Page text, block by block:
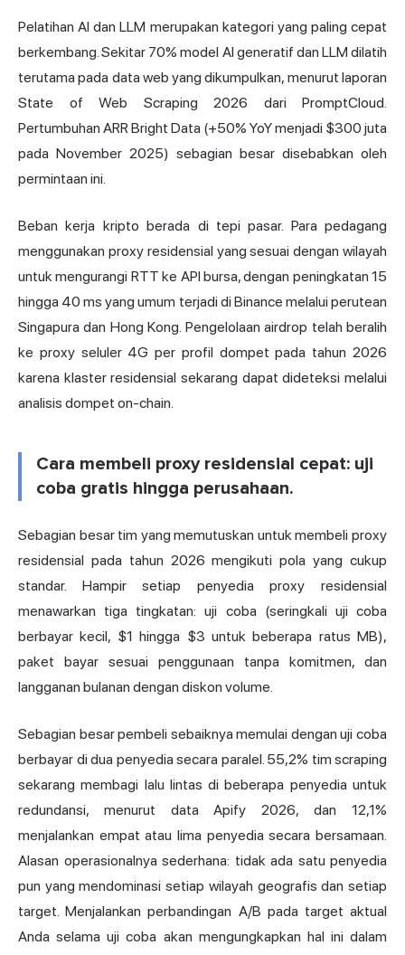
Pelatihan AI dan LLM merupakan kategori yang paling cepat
berkembang. Sekitar 70% model AI generatif dan LLM dilatih
terutama pada data web yang dikumpulkan, menurut laporan
State of Web Scraping 2026 dari PromptCloud.
Pertumbuhan ARR Bright Data (+50% YoY menjadi $300 juta
pada November 2025) sebagian besar disebabkan oleh
permintaan ini.
Beban kerja kripto berada di tepi pasar. Para pedagang
menggunakan proxy residensial yang sesuai dengan wilayah
untuk mengurangi RTT ke API bursa, dengan peningkatan 15
hingga 40 ms yang umum terjadi di Binance melalui perutean
Singapura dan Hong Kong. Pengelolaan airdrop telah beralih
ke proxy seluler 4G per profil dompet pada tahun 2026
karena klaster residensial sekarang dapat dideteksi melalui
analisis dompet on-chain.
Cara membeli proxy residensial cepat: uji
coba gratis hingga perusahaan.
Sebagian besar tim yang memutuskan untuk membeli proxy
residensial pada tahun 2026 mengikuti pola yang cukup
standar. Hampir setiap penyedia proxy residensial
menawarkan tiga tingkatan: uji coba (seringkali uji coba
berbayar kecil, $1 hingga $3 untuk beberapa ratus MB),
paket bayar sesuai penggunaan tanpa komitmen, dan
langganan bulanan dengan diskon volume.
Sebagian besar pembeli sebaiknya memulai dengan uji coba
berbayar di dua penyedia secara paralel. 55,2% tim scraping
sekarang membagi lalu lintas di beberapa penyedia untuk
redundansi, menurut data Apify 2026, dan 12,1%
menjalankan empat atau lima penyedia secara bersamaan.
Alasan operasionalnya sederhana: tidak ada satu penyedia
pun yang mendominasi setiap wilayah geografis dan setiap
target. Menjalankan perbandingan A/B pada target aktual
Anda selama uji coba akan mengungkapkan hal ini dalam